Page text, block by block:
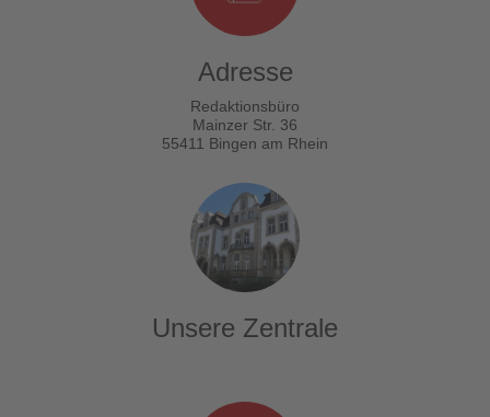
Adresse
Redaktionsbüro
Mainzer Str. 36
55411 Bingen am Rhein
Unsere Zentrale